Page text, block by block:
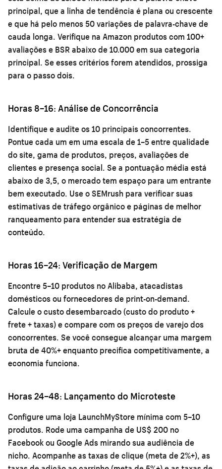
principal, que a linha de tendência é plana ou crescente
e que há pelo menos 50 variações de palavra-chave de
cauda longa. Verifique na Amazon produtos com 100+
avaliações e BSR abaixo de 10.000 em sua categoria
principal. Se esses critérios forem atendidos, prossiga
para o passo dois.
Horas 8–16: Análise de Concorrência
Identifique e audite os 10 principais concorrentes.
Pontue cada um em uma escala de 1–5 entre qualidade
do site, gama de produtos, preços, avaliações de
clientes e presença social. Se a pontuação média está
abaixo de 3,5, o mercado tem espaço para um entrante
bem executado. Use o SEMrush para verificar suas
estimativas de tráfego orgânico e páginas de melhor
ranqueamento para entender sua estratégia de
conteúdo.
Horas 16–24: Verificação de Margem
Encontre 5–10 produtos no Alibaba, atacadistas
domésticos ou fornecedores de print-on-demand.
Calcule o custo desembarcado (custo do produto +
frete + taxas) e compare com os preços de varejo dos
concorrentes. Se você consegue alcançar uma margem
bruta de 40%+ enquanto precifica competitivamente, a
economia funciona.
Horas 24–48: Lançamento do Microteste
Configure uma loja LaunchMyStore mínima com 5–10
produtos. Rode uma campanha de US$ 200 no
Facebook ou Google Ads mirando sua audiência de
nicho. Acompanhe as taxas de clique (meta de 2%+), as